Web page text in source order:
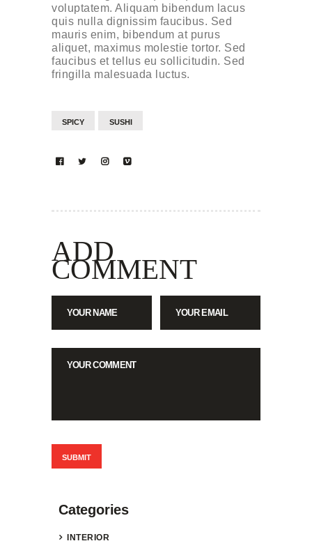
voluptatem. Aliquam bibendum lacus
quis nulla dignissim faucibus. Sed
mauris enim, bibendum at purus
aliquet, maximus molestie tortor. Sed
faucibus et tellus eu sollicitudin. Sed
fringilla malesuada luctus.
SPICY SUSHI
ADD
COMMENT
Categories
INTERIOR